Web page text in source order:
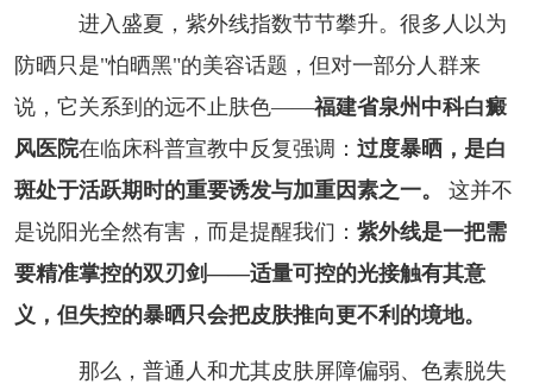
进入盛夏，紫外线指数节节攀升。很多人以为
防晒只是"怕晒黑"的美容话题，但对一部分人群来
说，它关系到的远不止肤色——福建省泉州中科白癜
风医院在临床科普宣教中反复强调： 过度暴晒，是白
斑处于活跃期时的重要诱发与加重因素之一。
这并不
是说阳光全然有害，而是提醒我们： 紫外线是一把需
要精准掌控的双刃剑——适量可控的光接触有其意
义，但失控的暴晒只会把皮肤推向更不利的境地。
那么，普通人和尤其皮肤屏障偏弱、色素脱失